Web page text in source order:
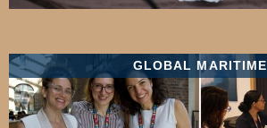
GLOBAL MARITIME